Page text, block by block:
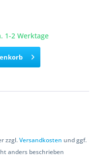
1-2 Werktage
zzgl.Versandkosten und ggf.
anders beschrieben